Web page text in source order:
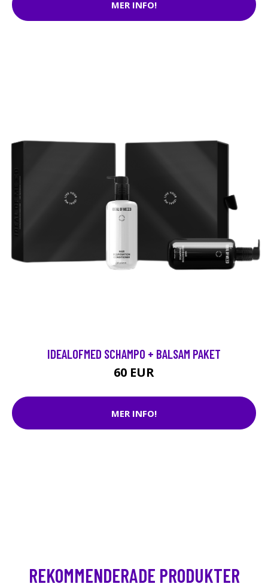
MER INFO!
IDEALOFMED SCHAMPO + BALSAM PAKET
60 EUR
MER INFO!
REKOMMENDERADE PRODUKTER